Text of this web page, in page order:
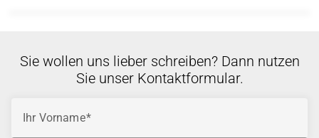
Bietet optimale Vorbereitung auf anspruchsvolle
Betriebsanforderungen
Sie wollen uns lieber schreiben? Dann nutzen
Sie unser Kontaktformular.
Ihr Vorname